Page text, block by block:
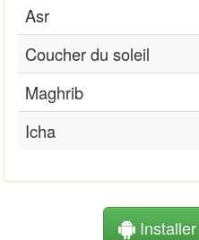
Asr
Coucher du soleil
Maghrib
Icha
Installer